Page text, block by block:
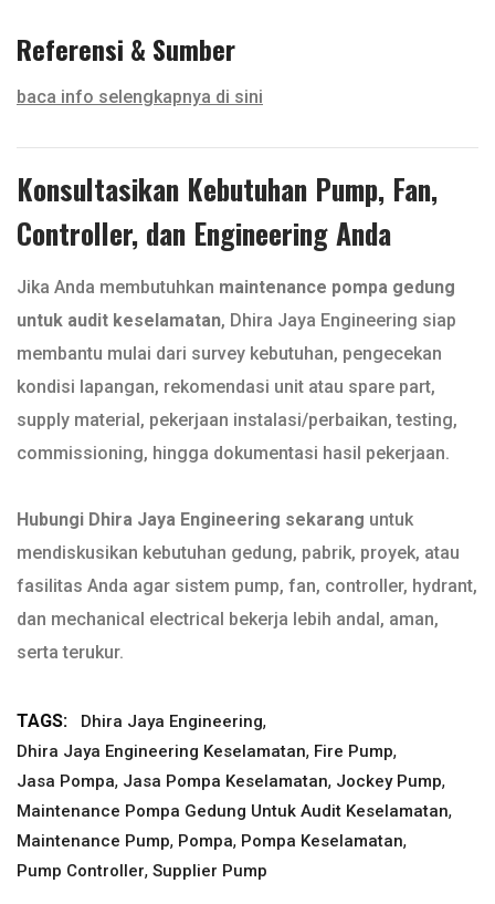
Referensi & Sumber
baca info selengkapnya di sini
Konsultasikan Kebutuhan Pump, Fan,
Controller, dan Engineering Anda
Jika Anda membutuhkan maintenance pompa gedung
untuk audit keselamatan, Dhira Jaya Engineering siap
membantu mulai dari survey kebutuhan, pengecekan
kondisi lapangan, rekomendasi unit atau spare part,
supply material, pekerjaan instalasi/perbaikan, testing,
commissioning, hingga dokumentasi hasil pekerjaan.
Hubungi Dhira Jaya Engineering sekarang untuk
mendiskusikan kebutuhan gedung, pabrik, proyek, atau
fasilitas Anda agar sistem pump, fan, controller, hydrant,
dan mechanical electrical bekerja lebih andal, aman,
serta terukur.
TAGS: Dhira Jaya Engineering,
Dhira Jaya Engineering Keselamatan, Fire Pump,
Jasa Pompa, Jasa Pompa Keselamatan, Jockey Pump,
Maintenance Pompa Gedung Untuk Audit Keselamatan,
Maintenance Pump, Pompa, Pompa Keselamatan,
Pump Controller, Supplier Pump